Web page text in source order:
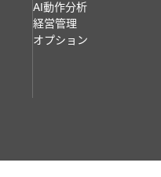
AI動作分析
経営管理
オプション